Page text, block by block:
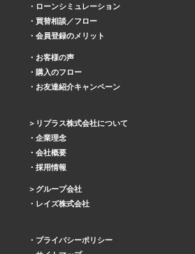
ローンシミュレーション
買替相談／フロー
会員登録のメリット
お客様の声
購入のフロー
お友達紹介キャンペーン
リプラス株式会社について
企業理念
会社概要
採用情報
グループ会社
レイズ株式会社
プライバシーポリシー